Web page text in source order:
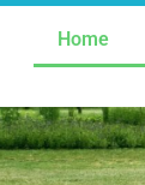
Home